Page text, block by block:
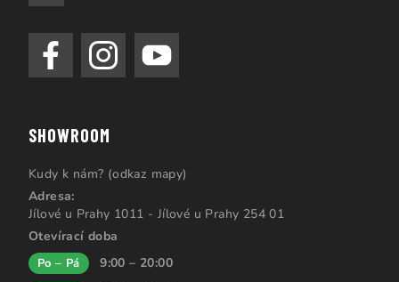
SHOWROOM
Kudy k nám? (odkaz mapy)
Adresa:
Jílové u Prahy 1011 - Jílové u Prahy 254 01
Otevírací doba
Po – Pá 9:00 – 20:00